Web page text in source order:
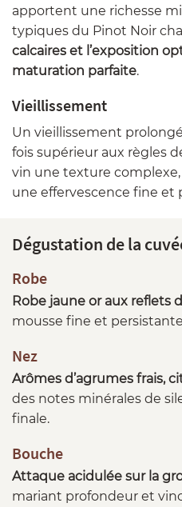
apportent une richesse
typiques du Pinot Noir
calcaires et l’exposition
maturation parfaite.
Vieillissement
Un vieillissement
fois supérieur aux règles
vin une texture
une effervescence fine et
Dégustation de la
Robe
Robe jaune or aux reflets
mousse fine et
Nez
Arômes d’agrumes frais,
des notes minérales de
finale.
Bouche
Attaque acidulée sur la
mariant profondeur et